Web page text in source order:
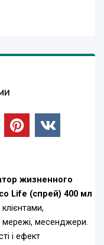
жизненного
Life (спрей) 400 мл
мережі, месенджери.
і ефект